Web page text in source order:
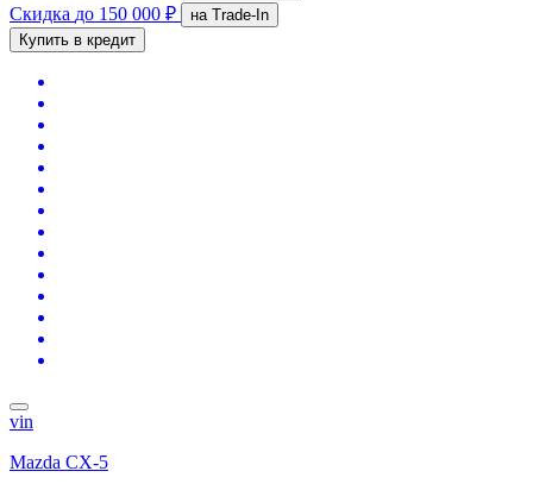
Скидка до 150 000 ₽
на Trade-In
Купить в кредит
vin
Mazda CX-5